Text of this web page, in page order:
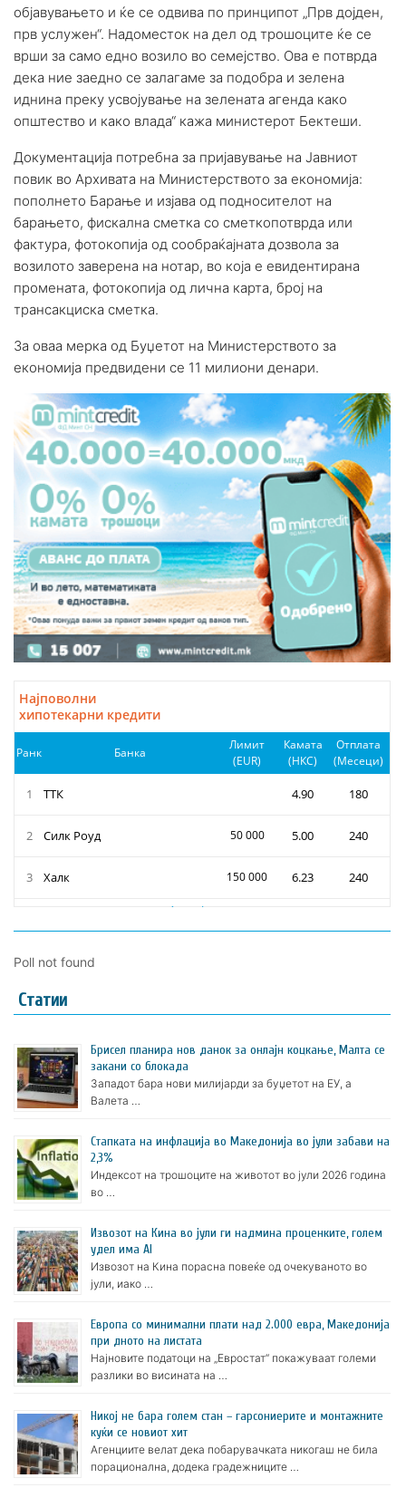
објавувањето и ќе се одвива по принципот „Прв дојден,
прв услужен“. Надоместок на дел од трошоците ќе се
врши за само едно возило во семејство. Ова е потврда
дека ние заедно се залагаме за подобра и зелена
иднина преку усвојување на зелената агенда како
општество и како влада“ кажа министерот Бектеши.
Документација потребна за пријавување на Јавниот
повик во Архивата на Министерството за економија:
пополнето Барање и изјава од подносителот на
барањето, фискална сметка со сметкопотврда или
фактура, фотокопија од сообраќајната дозвола за
возилото заверена на нотар, во која е евидентирана
промената, фотокопија од лична карта, број на
трансакциска сметка.
За оваа мерка од Буџетот на Министерството за
економија предвидени се 11 милиони денари.
Poll not found
Статии
Брисел планира нов данок за онлајн коцкање, Малта се
закани со блокада
Западот бара нови милијарди за буџетот на ЕУ, а
Валета …
Стапката на инфлација во Македонија во јули забави на
2,3%
Индексот на трошоците на животот во јули 2026 година
во …
Извозот на Кина во јули ги надмина проценките, голем
удел има AI
Извозот на Кина порасна повеќе од очекуваното во
јули, иако …
Европа со минимални плати над 2.000 евра, Македонија
при дното на листата
Најновите податоци на „Евростат“ покажуваат големи
разлики во висината на …
Никој не бара голем стан – гарсониерите и монтажните
куќи се новиот хит
Агенциите велат дека побарувачката никогаш не била
порационална, додека градежниците …